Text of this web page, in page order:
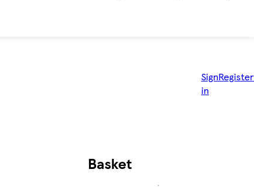
Sign
in
Register
Basket